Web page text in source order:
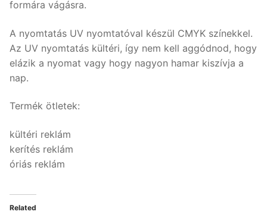
formára vágásra.
A nyomtatás UV nyomtatóval készül CMYK színekkel.
Az UV nyomtatás kültéri, így nem kell aggódnod, hogy
elázik a nyomat vagy hogy nagyon hamar kiszívja a
nap.
Termék ötletek:
kültéri reklám
kerítés reklám
óriás reklám
Related